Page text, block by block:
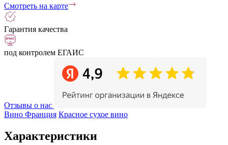
Смотреть на карте
Гарантия качества
под контролем ЕГАИС
Отзывы о нас
Вино Франция Красное сухое вино
Характеристики